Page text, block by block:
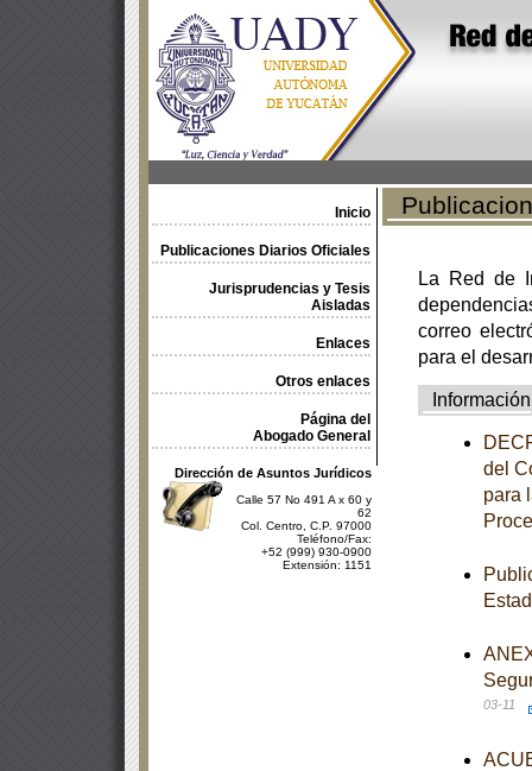
Inicio
Publicaciones Diarios Oficiales
Jurisprudencias y Tesis
Aisladas
Enlaces
Otros enlaces
Página del
Abogado General
Dirección de Asuntos Jurídicos
Calle 57 No 491 A x 60 y
62
Col. Centro, C.P. 97000
Teléfono/Fax:
+52 (999) 930-0900
Extensión: 1151
La Red de
correo
para el
Información
del
para
03-11